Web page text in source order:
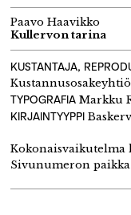
Paavo Haavikko
Kullervon tarina
KUSTANTAJA,
TYPOGRAFIA Markku
KIRJAINTYYPPI
Kokonaisvaikutelma
Sivunumeron